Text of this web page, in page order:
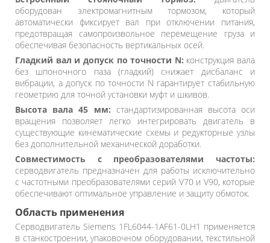
оборудован электромагнитным тормозом, который
автоматически фиксирует вал при отключении питания,
предотвращая самопроизвольное перемещение груза и
обеспечивая безопасность вертикальных осей.
Гладкий вал и допуск по точности N: конструкция вала
без шпоночного паза (гладкий) снижает дисбаланс и
вибрации, а допуск по точности N гарантирует стабильную
геометрию для точной установки муфт и шкивов.
Высота вала 45 мм: стандартизированная высота оси
вращения позволяет легко интегрировать двигатель в
существующие кинематические схемы и редукторные узлы
без дополнительной механической доработки.
Совместимость с преобразователями частоты:
серводвигатель предназначен для работы исключительно
с частотными преобразователями серий V70 и V90, которые
обеспечивают оптимальное управление и защиту обмоток.
Область применения
Серводвигатель Siemens 1FL6044-1AF61-0LH1 применяется
в станкостроении, упаковочном оборудовании, текстильной